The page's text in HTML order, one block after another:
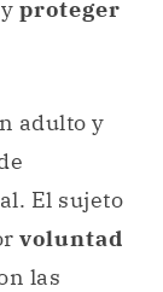
proteger
adulto y
El sujeto
voluntad
las